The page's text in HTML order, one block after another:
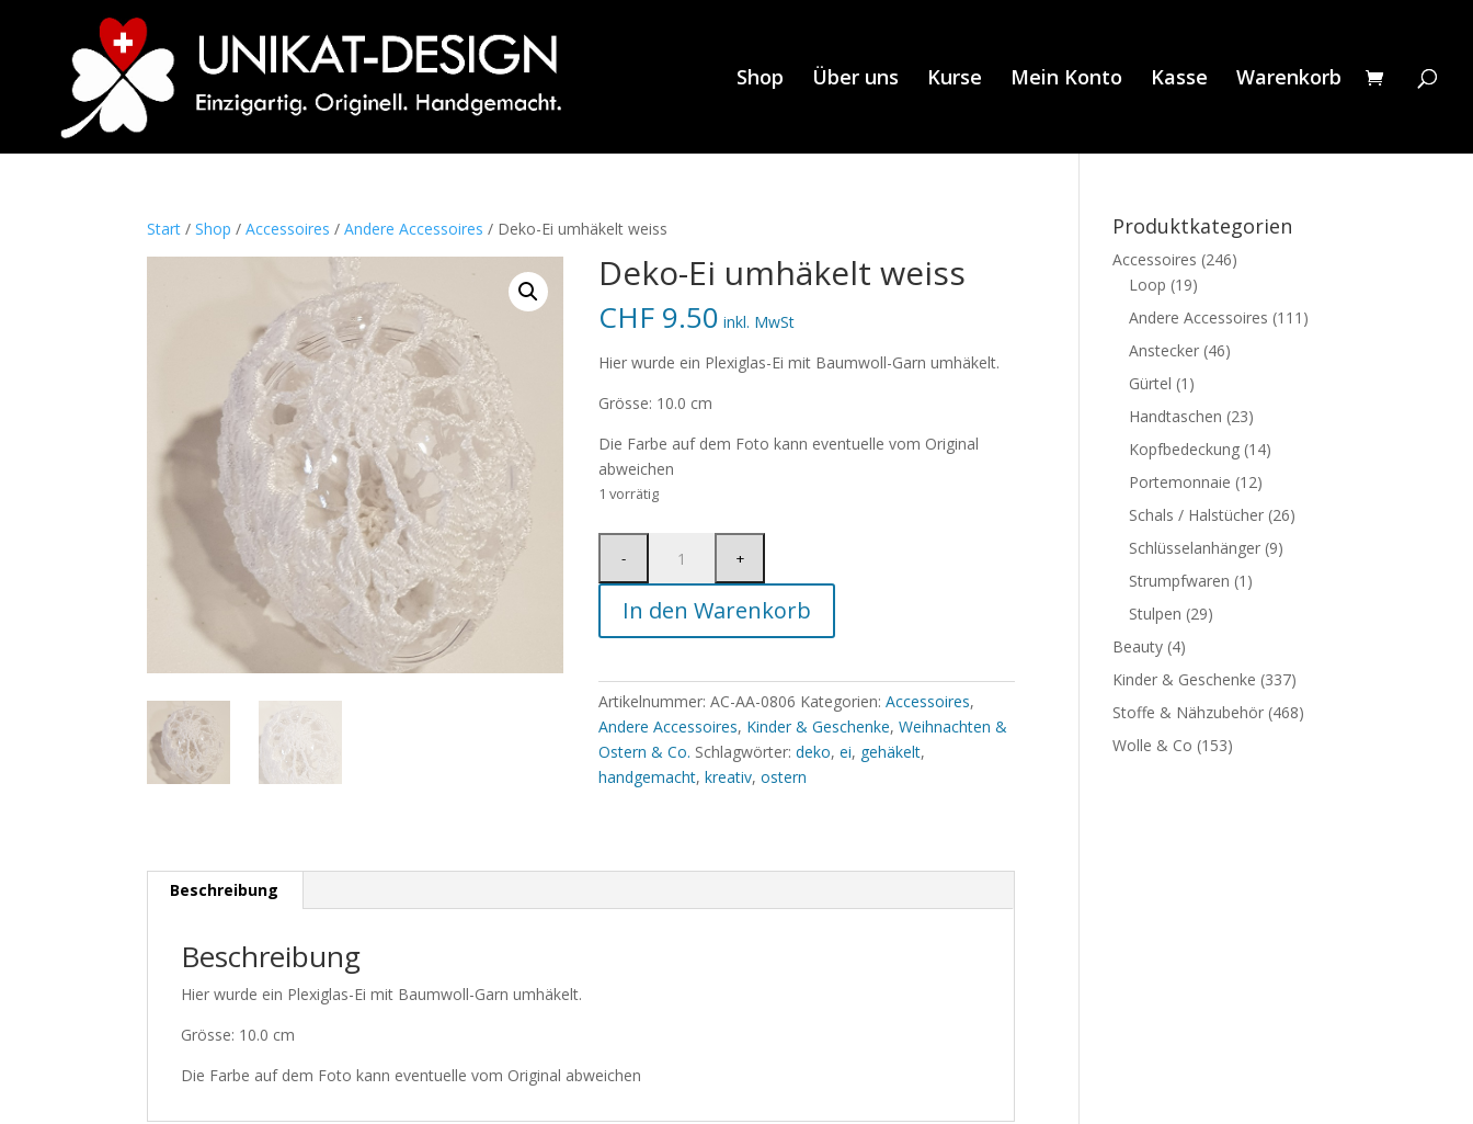
Shop Über uns Kurse Mein Konto Kasse Warenkorb
Start /Shop /Accessoires /Andere Accessoires / Deko-Ei umhäkelt weiss
Deko-Ei umhäkelt weiss
CHF 9.50 inkl. MwSt
Hier wurde ein Plexiglas-Ei mit Baumwoll-Garn umhäkelt.
Grösse: 10.0 cm
Die Farbe auf dem Foto kann eventuelle vom Original
abweichen
1 vorrätig
In den Warenkorb
Artikelnummer:AC-AA-0806 Kategorien:Accessoires,
Andere Accessoires, Kinder & Geschenke,Weihnachten &
Ostern & Co. Schlagwörter:deko,ei, gehäkelt,
handgemacht,kreativ,ostern
Beschreibung
Beschreibung
Hier wurde ein Plexiglas-Ei mit Baumwoll-Garn umhäkelt.
Grösse: 10.0 cm
Die Farbe auf dem Foto kann eventuelle vom Original abweichen
Produktkategorien
Accessoires (246)
Loop (19)
Andere Accessoires (111)
Anstecker (46)
Gürtel (1)
Handtaschen (23)
Kopfbedeckung (14)
Portemonnaie (12)
Schals / Halstücher (26)
Schlüsselanhänger (9)
Strumpfwaren (1)
Stulpen (29)
Beauty (4)
Kinder & Geschenke (337)
Stoffe & Nähzubehör (468)
Wolle & Co (153)